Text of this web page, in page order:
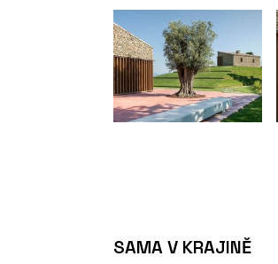
SAMA V KRAJINĚ